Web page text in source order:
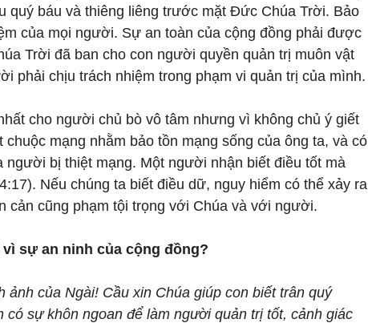
quý báu và thiêng liêng trước mặt Đức Chúa Trời. Bảo
của mọi người. Sự an toàn của cộng đồng phải được
Trời đã ban cho con người quyền quản trị muôn vật
phải chịu trách nhiệm trong phạm vi quản trị của mình.
cho người chủ bò vô tâm nhưng vì không chủ ý giết
mạng nhằm bảo tồn mạng sống của ông ta, và có
người bị thiệt mạng. Một người nhận biết điều tốt mà
Nếu chúng ta biết điều dữ, nguy hiểm có thể xảy ra
cản cũng phạm tội trọng với Chúa và với người.
sự an ninh của cộng đồng?
ảnh của Ngài! Cầu xin Chúa giúp con biết trân quý
sự khôn ngoan để làm người quản trị tốt, cảnh giác